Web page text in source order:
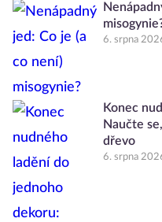
6. srpna
Konec
Naučte
dřevo
6. srpna